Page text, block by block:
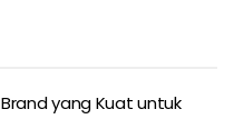
yang Kuat untuk